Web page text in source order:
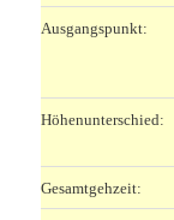
Ausgangspunkt:
Höhenunterschied:
Gesamtgehzeit: